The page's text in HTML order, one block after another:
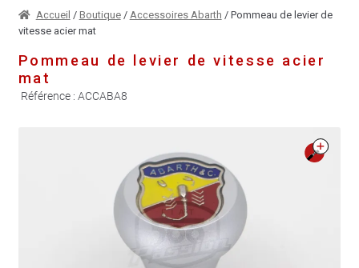
produit
Le catalogue produit
Garages partenaires
Accueil / Boutique/ Accessoires Abarth / Pommeau de levier de
vitesse acier mat
Pommeau de levier de vitesse acier
mat
Référence : ACCABA8